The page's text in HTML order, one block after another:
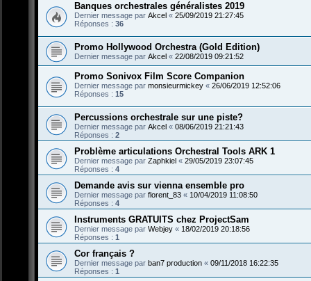
Banques orchestrales généralistes 2019
Dernier message par Akcel « 25/09/2019 21:27:45
Réponses : 36
Promo Hollywood Orchestra (Gold Edition)
Dernier message par Akcel « 22/08/2019 09:21:52
Promo Sonivox Film Score Companion
Dernier message par monsieurmickey « 26/06/2019 12:52:06
Réponses : 15
Percussions orchestrale sur une piste?
Dernier message par Akcel « 08/06/2019 21:21:43
Réponses : 2
Problème articulations Orchestral Tools ARK 1
Dernier message par Zaphkiel « 29/05/2019 23:07:45
Réponses : 4
Demande avis sur vienna ensemble pro
Dernier message par florent_83 « 10/04/2019 11:08:50
Réponses : 4
Instruments GRATUITS chez ProjectSam
Dernier message par Webjey « 18/02/2019 20:18:56
Réponses : 1
Cor français ?
Dernier message par ban7 production « 09/11/2018 16:22:35
Réponses : 1